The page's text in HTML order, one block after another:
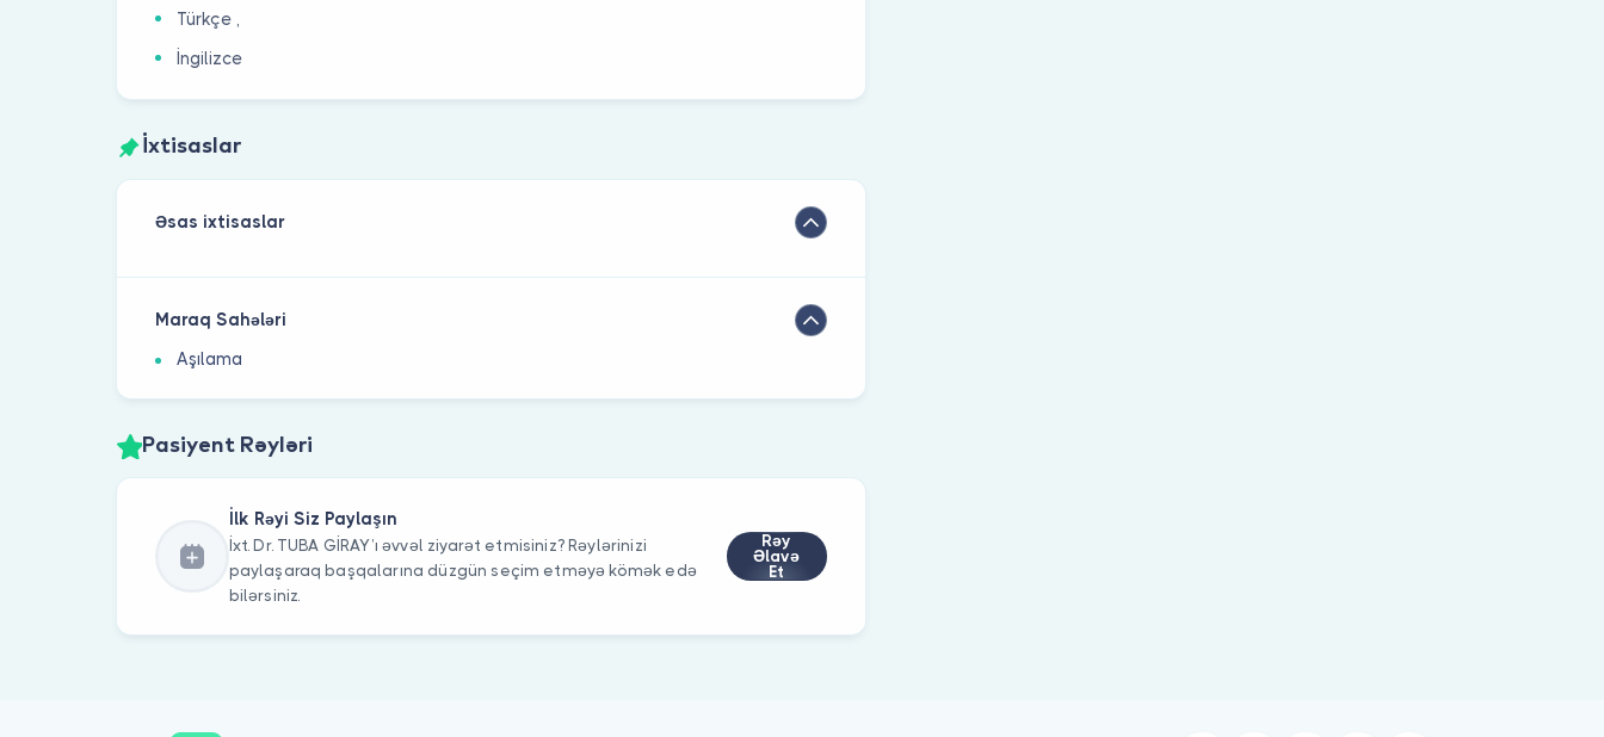
Türkçe ,
İngilizce
İxtisaslar
Əsas ixtisaslar
Maraq Sahələri
Aşılama
Pasiyent Rəyləri
İlk Rəyi Siz Paylaşın
İxt. Dr. TUBA GİRAY’ı əvvəl ziyarət etmisiniz? Rəylərinizi
paylaşaraq başqalarına düzgün seçim etməyə kömək edə
bilərsiniz.
Rəy
Əlavə
Et